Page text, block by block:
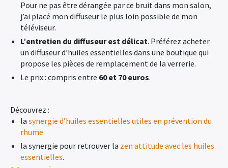
Pour ne pas être dérangée par ce bruit dans mon salon,
j’ai placé mon diffuseur le plus loin possible de mon
téléviseur.
L’entretien du diffuseur est délicat. Préférez acheter
un diffuseur d’huiles essentielles dans une boutique qui
propose les pièces de remplacement de la verrerie.
Le prix : compris entre 60 et 70 euros.
Découvrez :
la synergie d’huiles essentielles utiles en prévention du
rhume
la synergie pour retrouver la zen attitude avec les huiles
essentielles.